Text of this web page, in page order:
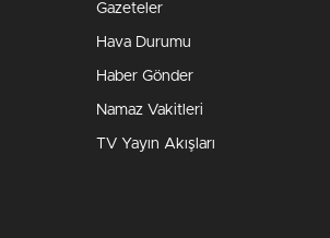
Gazeteler
Hava Durumu
Haber Gönder
Namaz Vakitleri
TV Yayın Akışları